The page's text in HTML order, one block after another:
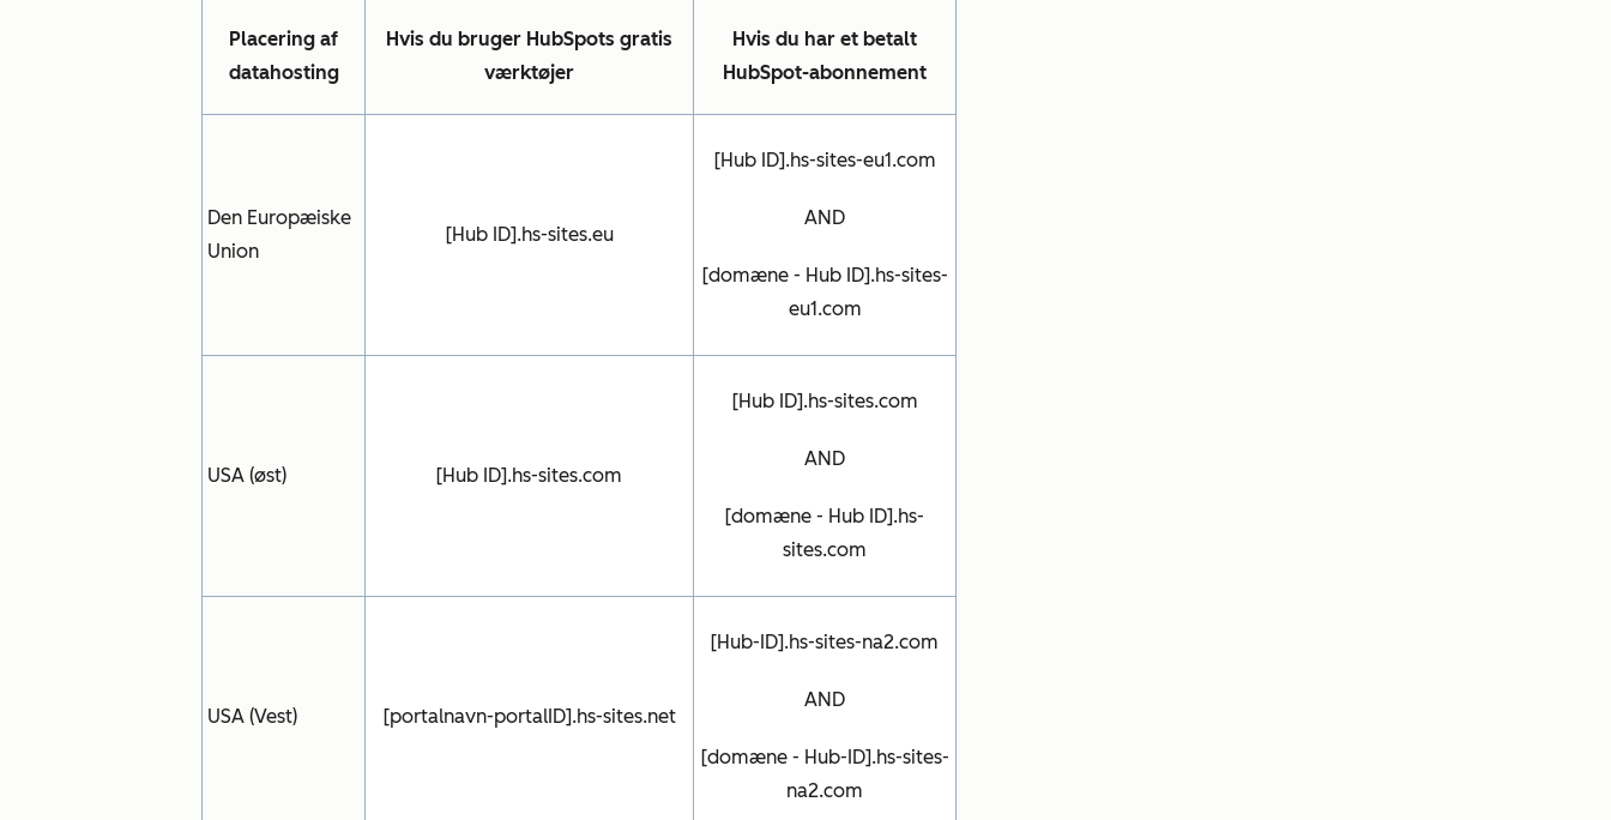
Placering af
datahosting
Hvis du bruger HubSpots gratis
værktøjer
Hvis du har et betalt
HubSpot-abonnement
Den Europæiske
Union
[Hub ID].hs-sites.eu
[Hub ID].hs-sites-eu1.com
AND
[domæne - Hub ID].hs-sites-
eu1.com
USA (øst) [Hub ID].hs-sites.com
[Hub ID].hs-sites.com
AND
[domæne - Hub ID].hs-
sites.com
USA (Vest) [portalnavn-portalID].hs-sites.net
[Hub-ID].hs-sites-na2.com
AND
[domæne - Hub-ID].hs-sites-
na2.com